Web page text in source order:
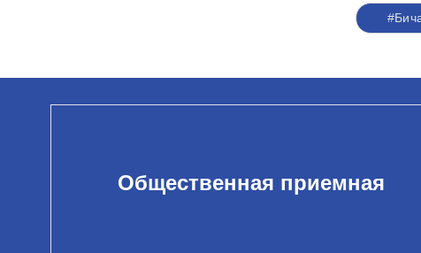
Общественная приемная